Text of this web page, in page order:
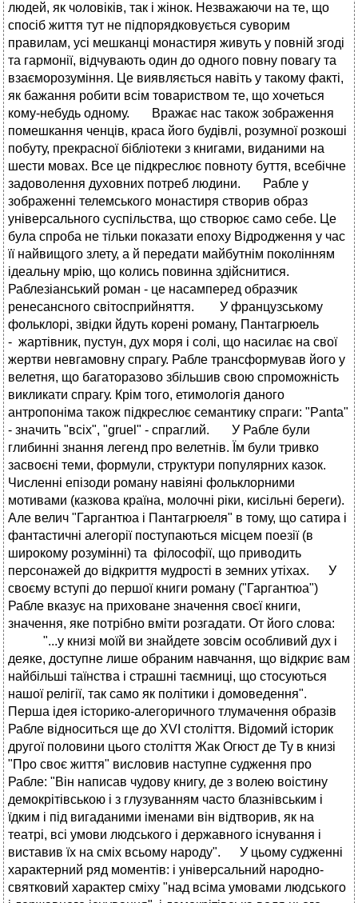
людей, як чоловiкiв, так i жiнок. Незважаючи на те, що
спосiб життя тут не пiдпорядковується суворим
правилам, усi мешканцi монастиря живуть у повнiй згодi
та гармонiї, вiдчувають один до одного повну повагу та
взаєморозумiння. Це виявляється навiть у такому фактi,
як бажання робити всiм товариством те, що хочеться
кому-небудь одному. Вражає нас також зображення
помешкання ченцiв, краса його будiвлi, розумної розкошi
побуту, прекрасної бiблiотеки з книгами, виданими на
шести мовах. Все це пiдкреслює повноту буття, всебiчне
задоволення духовних потреб людини. Рабле у
зображеннi телемського монастиря створив образ
унiверсального суспiльства, що створює само себе. Це
була спроба не тiльки показати епоху Вiдродження у час
її найвищого злету, а й передати майбутнiм поколiнням
iдеальну мрiю, що колись повинна здiйснитися.
Раблезіанський роман - це насамперед образчик
ренесансного світосприйняття. У французському
фольклорі, звідки йдуть корені роману, Пантагрюель
- жартівник, пустун, дух моря і солі, що насилає на свої
жертви невгамовну спрагу. Рабле трансформував його у
велетня, що багаторазово збільшив свою спроможність
викликати спрагу. Крім того, етимологія даного
антропоніма також підкреслює семантику спраги: "Panta"
- значить "всіх", "gruel" - спраглий. У Рабле були
глибинні знання легенд про велетнів. Їм були тривко
засвоєні теми, формули, структури популярних казок.
Численні епізоди роману навіяні фольклорними
мотивами (казкова країна, молочні ріки, кисільні береги).
Але велич "Гаргантюа і Пантагрюеля" в тому, що сатира і
фантастичні алегорії поступаються місцем поезії (в
широкому розумінні) та філософії, що приводить
персонажей до відкриття мудрості в земних утіхах. У
своєму вступі до першої книги роману ("Гаргантюа")
Рабле вказує на приховане значення своєї книги,
значення, яке потрібно вміти розгадати. От його слова:
"...у книзі моїй ви знайдете зовсім особливий дух і
деяке, доступне лише обраним навчання, що відкриє вам
найбільші таїнства і страшні таємниці, що стосуються
нашої релігії, так само як політики і домоведення".
Перша ідея історико-алегоричного тлумачення образів
Рабле відноситься ще до XVI століття. Відомий історик
другої половини цього століття Жак Огюст де Ту в книзі
"Про своє життя" висловив наступне судження про
Рабле: "Він написав чудову книгу, де з волею воістину
демокрітівською і з глузуванням часто блазнівським і
їдким і під вигаданими іменами він відтворив, як на
театрі, всі умови людського і державного існування і
виставив їх на сміх всьому народу". У цьому судженні
характерний ряд моментів: і універсальний народно-
святковий характер сміху "над всіма умовами людського